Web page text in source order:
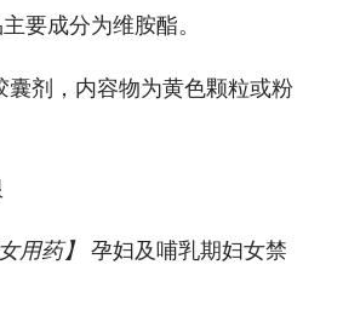
要成分为维胺酯。
囊剂，内容物为黄色颗粒或粉
用药】 孕妇及哺乳期妇女禁